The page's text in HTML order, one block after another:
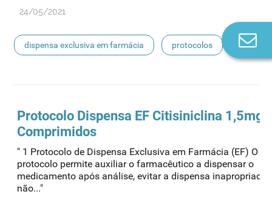
24/05/2021
dispensa exclusiva em farmácia protocolos
Protocolo Dispensa EF Citisiniclina 1,5mg
Comprimidos
" 1 Protocolo de Dispensa Exclusiva em Farmácia (EF) O
protocolo permite auxiliar o farmacêutico a dispensar o
medicamento após análise, evitar a dispensa inapropriada
não..."